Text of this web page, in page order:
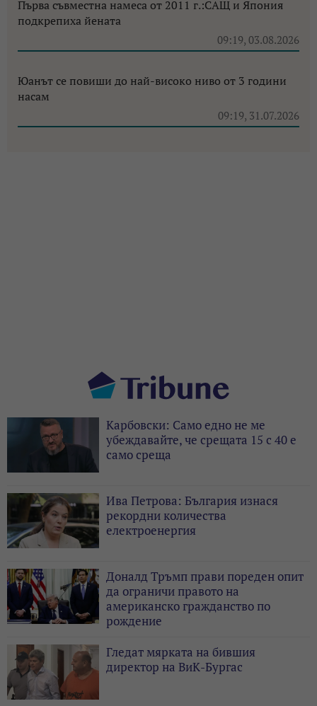
Първа съвместна намеса от 2011 г.:САЩ и Япония
подкрепиха йената
09:19, 03.08.2026
Юанът се повиши до най-високо ниво от 3 години
насам
09:19, 31.07.2026
Карбовски: Само едно не ме
убеждавайте, че срещата 15 с 40 е
само среща
Ива Петрова: България изнася
рекордни количества
електроенергия
Доналд Тръмп прави пореден опит
да ограничи правото на
американско гражданство по
рождение
Гледат мярката на бившия
директор на ВиК-Бургас